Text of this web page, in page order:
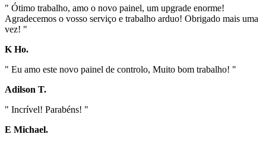
" Ótimo trabalho, amo o novo painel, um upgrade enorme!
Agradecemos o vosso serviço e trabalho arduo! Obrigado mais uma
vez! "
K Ho.
" Eu amo este novo painel de controlo, Muito bom trabalho! "
Adilson T.
" Incrível! Parabéns! "
E Michael.